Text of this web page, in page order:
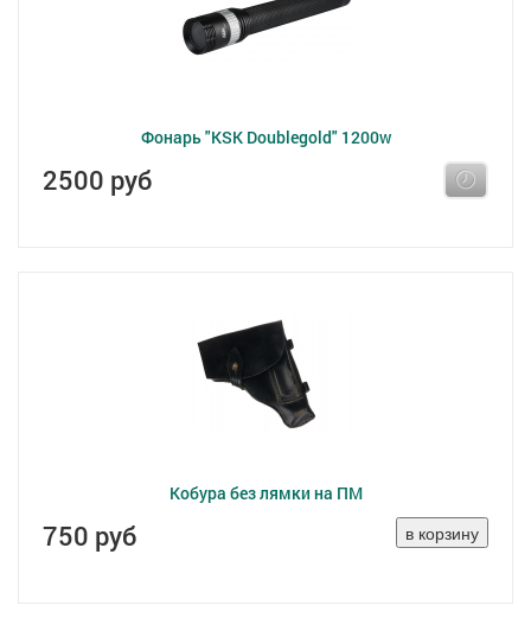
Фонарь "KSK Doublegold" 1200w
2500 руб
Кобура без лямки на ПМ
750 руб